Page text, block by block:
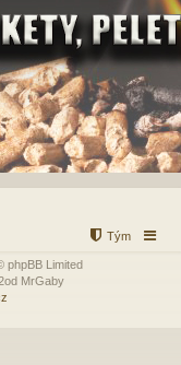
Tým
phpBB Limited
MrGaby